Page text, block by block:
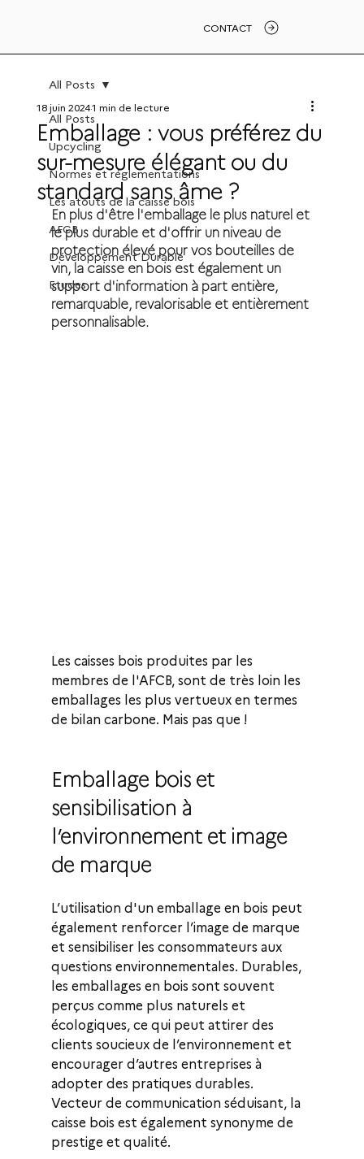
CONTACT
All Posts
Upcycling
Normes et réglementations
Les atouts de la caisse bois
AFCB
Développement Durable
Etudes
All Posts
Emballage : vous préférez du
sur-mesure élégant ou du
standard sans âme ?
18 juin 20241 min de lecture
En plus d'être l'emballage le plus naturel et
le plus durable et d'offrir un niveau de
protection élevé pour vos bouteilles de
vin, la caisse en bois est également un
support d'information à part entière,
remarquable, revalorisable et entièrement
personnalisable.
Les caisses bois produites par les
membres de l'AFCB, sont de très loin les
emballages les plus vertueux en termes
de bilan carbone. Mais pas que !
Emballage bois et
sensibilisation à
l’environnement et image
de marque
L’utilisation d'un emballage en bois peut
également renforcer l’image de marque
et sensibiliser les consommateurs aux
questions environnementales. Durables,
les emballages en bois sont souvent
perçus comme plus naturels et
écologiques, ce qui peut attirer des
clients soucieux de l’environnement et
encourager d’autres entreprises à
adopter des pratiques durables.
Vecteur de communication séduisant, la
caisse bois est également synonyme de
prestige et qualité.